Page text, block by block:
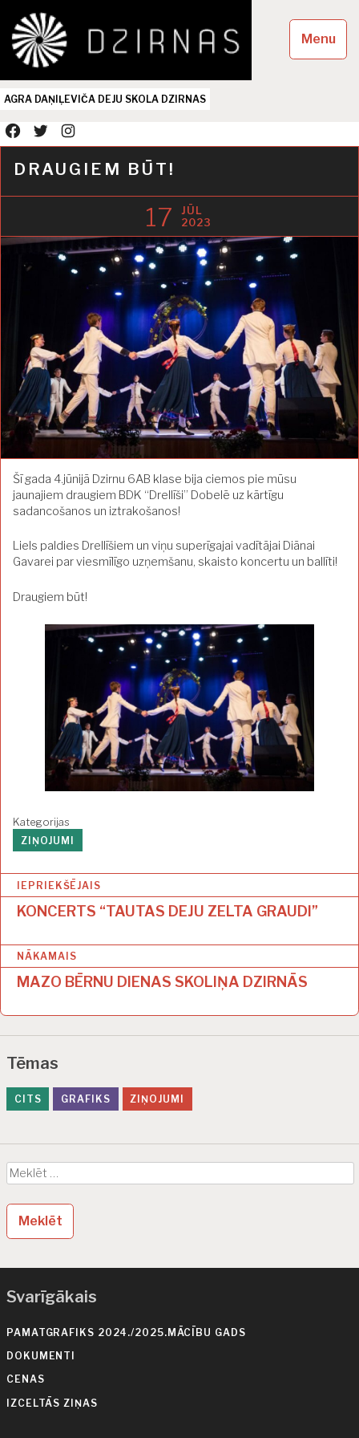
content
AGRA DAŅIĻEVIČA DEJU SKOLA DZIRNAS
facebooktwitterinstagram
Menu
DRAUGIEM BŪT!
17
JŪL
2023
Šī gada 4.jūnijā Dzirnu 6AB klase bija ciemos pie mūsu
jaunajiem draugiem BDK “Drellīši” Dobelē uz kārtīgu
sadancošanos un iztrakošanos!
Liels paldies Drellīšiem un viņu superīgajai vadītājai Diānai
Gavarei par viesmīlīgo uzņemšanu, skaisto koncertu un ballīti!
Draugiem būt!
Kategorijas
ZIŅOJUMI
ņ
u
z
v
ē
e
IEPRIEKŠĒJAIS
KONCERTS “TAUTAS DEJU ZELTA GRAUDI”
NĀKAMAIS
MAZO BĒRNU DIENAS SKOLIŅA DZIRNĀS
Tēmas
CITS GRAFIKS ZIŅOJUMI
Meklēt:
Svarīgākais
PAMATGRAFIKS 2024./2025.MĀCĪBU GADS
DOKUMENTI
CENAS
IZCELTĀS ZIŅAS